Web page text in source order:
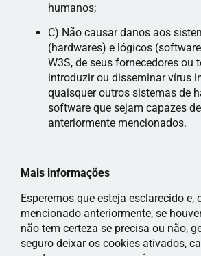
humanos;
C) Não causar danos aos
(hardwares) e lógicos
W3S, de seus fornecedores ou
introduzir ou disseminar vírus
quaisquer outros sistemas de
software que sejam capazes
anteriormente mencionados.
Mais informações
Esperemos que esteja esclarecido e,
mencionado anteriormente, se
não tem certeza se precisa ou não,
seguro deixar os cookies ativados,